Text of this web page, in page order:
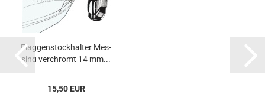
Flag­gen­stock­hal­ter Mes­
sing ver­chromt 14 mm...
15,50 EUR